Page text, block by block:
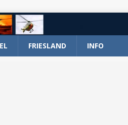
FRIESLAND INFO